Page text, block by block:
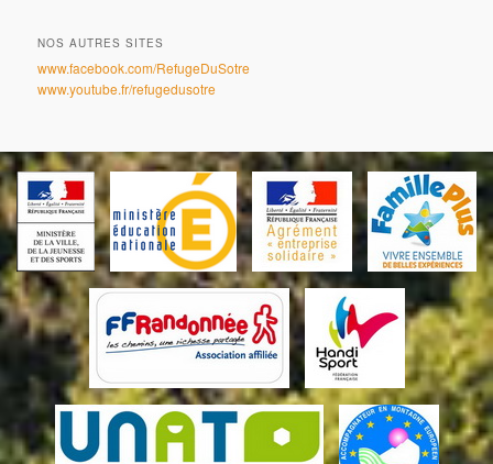
NOS AUTRES SITES
www.facebook.com/RefugeDuSotre
www.youtube.fr/refugedusotre